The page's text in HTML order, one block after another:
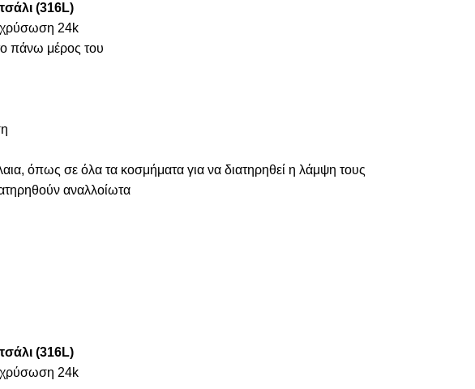
(316L)
24k
πάνω μέρος του
όπως σε όλα τα κοσμήματα για να διατηρηθεί η λάμψη τους
αναλλοίωτα
(316L)
24k